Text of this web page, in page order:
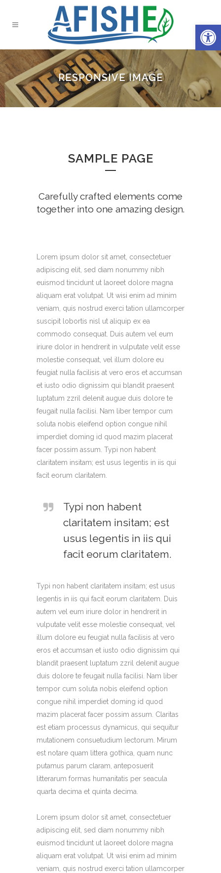
RESPONSIVE IMAGE
SAMPLE PAGE
Carefully crafted elements come
together into one amazing design.
Lorem ipsum dolor sit amet, consectetuer
adipiscing elit, sed diam nonummy nibh
euismod tincidunt ut laoreet dolore magna
aliquam erat volutpat. Ut wisi enim ad minim
veniam, quis nostrud exerci tation ullamcorper
suscipit lobortis nisl ut aliquip ex ea
commodo consequat. Duis autem vel eum
iriure dolor in hendrerit in vulputate velit esse
molestie consequat, vel illum dolore eu
feugiat nulla facilisis at vero eros et accumsan
et iusto odio dignissim qui blandit praesent
luptatum zzril delenit augue duis dolore te
feugait nulla facilisi. Nam liber tempor cum
soluta nobis eleifend option congue nihil
imperdiet doming id quod mazim placerat
facer possim assum. Typi non habent
claritatem insitam; est usus legentis in iis qui
facit eorum claritatem.
Typi non habent
claritatem insitam; est
usus legentis in iis qui
facit eorum claritatem.
Typi non habent claritatem insitam; est usus
legentis in iis qui facit eorum claritatem. Duis
autem vel eum iriure dolor in hendrerit in
vulputate velit esse molestie consequat, vel
illum dolore eu feugiat nulla facilisis at vero
eros et accumsan et iusto odio dignissim qui
blandit praesent luptatum zzril delenit augue
duis dolore te feugait nulla facilisi. Nam liber
tempor cum soluta nobis eleifend option
congue nihil imperdiet doming id quod
mazim placerat facer possim assum. Claritas
est etiam processus dynamicus, qui sequitur
mutationem consuetudium lectorum. Mirum
est notare quam littera gothica, quam nunc
putamus parum claram, anteposuerit
litterarum formas humanitatis per seacula
quarta decima et quinta decima.
Lorem ipsum dolor sit amet, consectetuer
adipiscing elit, sed diam nonummy nibh
euismod tincidunt ut laoreet dolore magna
aliquam erat volutpat. Ut wisi enim ad minim
veniam, quis nostrud exerci tation ullamcorper